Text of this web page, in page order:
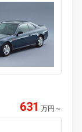
631 万円 ～